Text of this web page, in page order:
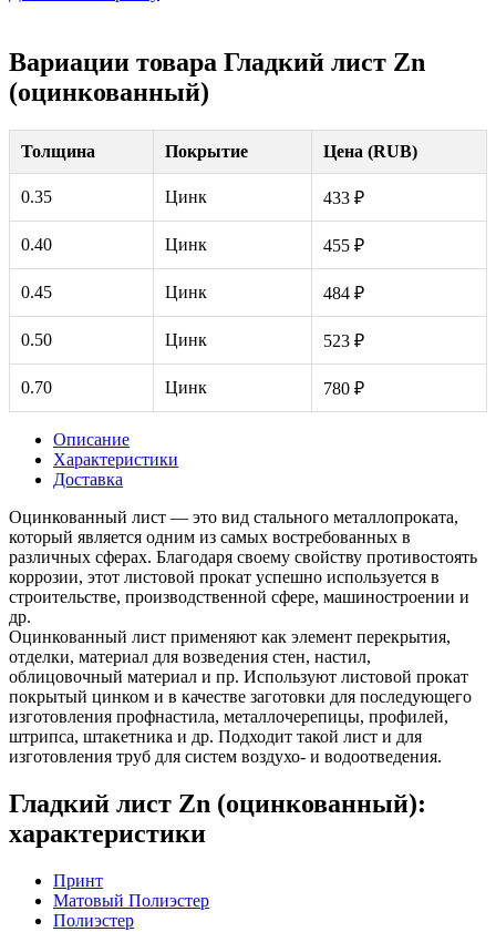
Вариации товара Гладкий лист Zn
(оцинкованный)
Толщина Покрытие Цена (RUB)
0.35 Цинк 433 ₽
0.40 Цинк 455 ₽
0.45 Цинк 484 ₽
0.50 Цинк 523 ₽
0.70 Цинк 780 ₽
Описание
Характеристики
Доставка
Оцинкованный лист — это вид стального металлопроката,
который является одним из самых востребованных в
различных сферах. Благодаря своему свойству противостоять
коррозии, этот листовой прокат успешно используется в
строительстве, производственной сфере, машиностроении и
др.
Оцинкованный лист применяют как элемент перекрытия,
отделки, материал для возведения стен, настил,
облицовочный материал и пр. Используют листовой прокат
покрытый цинком и в качестве заготовки для последующего
изготовления профнастила, металлочерепицы, профилей,
штрипса, штакетника и др. Подходит такой лист и для
изготовления труб для систем воздухо- и водоотведения.
Гладкий лист Zn (оцинкованный):
характеристики
Принт
Матовый Полиэстер
Полиэстер